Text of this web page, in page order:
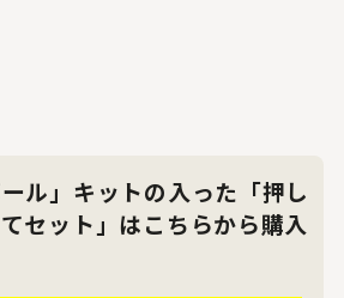
ール」キットの入った「押し
セット」はこちらから購入